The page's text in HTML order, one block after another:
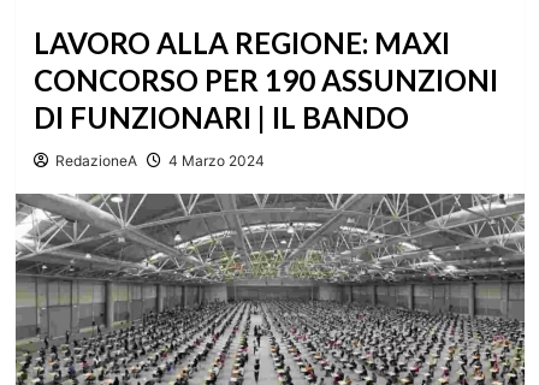
LAVORO ALLA REGIONE: MAXI
CONCORSO PER 190 ASSUNZIONI
DI FUNZIONARI | IL BANDO
RedazioneA 4 Marzo 2024